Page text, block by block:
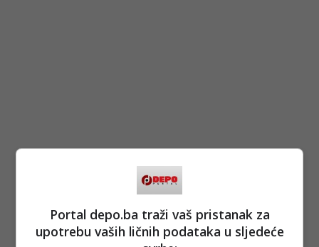
Portal depo.ba traži vaš pristanak za
upotrebu vaših ličnih podataka u sljedeće